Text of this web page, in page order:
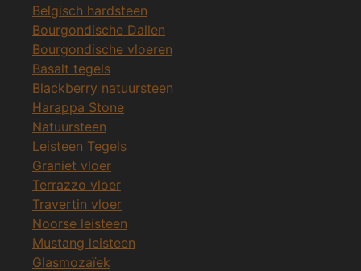
Belgisch hardsteen
Bourgondische Dallen
Bourgondische vloeren
Basalt tegels
Blackberry natuursteen
Harappa Stone
Natuursteen
Leisteen Tegels
Graniet vloer
Terrazzo vloer
Travertin vloer
Noorse leisteen
Mustang leisteen
Glasmozaïek